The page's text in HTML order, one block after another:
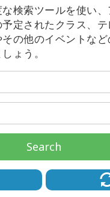
検索ツールを使い、
定されたクラス、テ
の他のイベントなど
ょう。
Search